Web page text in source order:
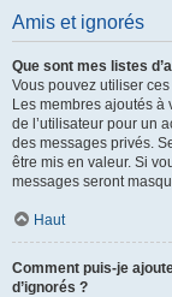
Amis et ignorés
Que sont mes listes
Vous pouvez utiliser
Les membres ajoutés à
de l’utilisateur pour un
des messages privés.
être mis en valeur. Si
messages seront
Haut
Comment puis-je
d’ignorés ?